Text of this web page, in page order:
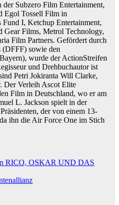
Subzero Film Entertainment,
Egol Tossell Film in
I, Ketchup Entertainment,
Gear Films, Metrol Technology,
Film Partners. Gefördert durch
(DFFF) sowie den
wurde der ActionStreifen
und Drehbuchautor ist
Petri Jokiranta Will Clarke,
Der Verleih Ascot Elite
Film in Deutschland, wo er am
L. Jackson spielt in der
der von einem 13-
ihn die Air Force One im Stich
RICO, OSKAR UND DAS